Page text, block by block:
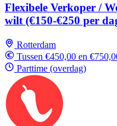
Flexibele Verkoper /
wilt (€150-€250 per
Rotterdam
Tussen €450,00 en
Parttime (overdag)